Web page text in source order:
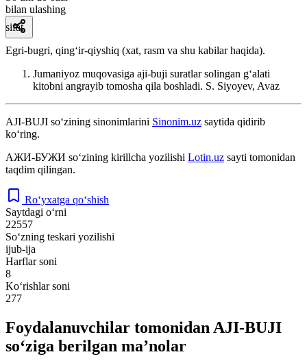
bilan ulashing
sifat
Egri-bugri, qingʻir-qiyshiq (xat, rasm va shu kabilar haqida).
Jumaniyoz muqovasiga aji-buji suratlar solingan gʻalati
kitobni angrayib tomosha qila boshladi. S. Siyoyev, Avaz
AJI-BUJI so‘zining sinonimlarini Sinonim.uz saytida qidirib
ko‘ring.
АЖИ-БУЖИ so‘zining kirillcha yozilishi Lotin.uz sayti tomonidan
taqdim qilingan.
Ro‘yxatga qo‘shish
Saytdagi o‘rni
22557
So‘zning teskari yozilishi
ijub-ija
Harflar soni
8
Ko‘rishlar soni
277
Foydalanuvchilar tomonidan AJI-BUJI
so‘ziga berilgan ma’nolar